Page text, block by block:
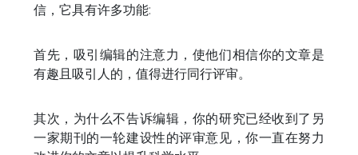
信，它具有许多功能:
首先，吸引编辑的注意力，使他们相信你的文章是
有趣且吸引人的，值得进行同行评审。
其次，为什么不告诉编辑，你的研究已经收到了另
一家期刊的一轮建设性的评审意见，你一直在努力